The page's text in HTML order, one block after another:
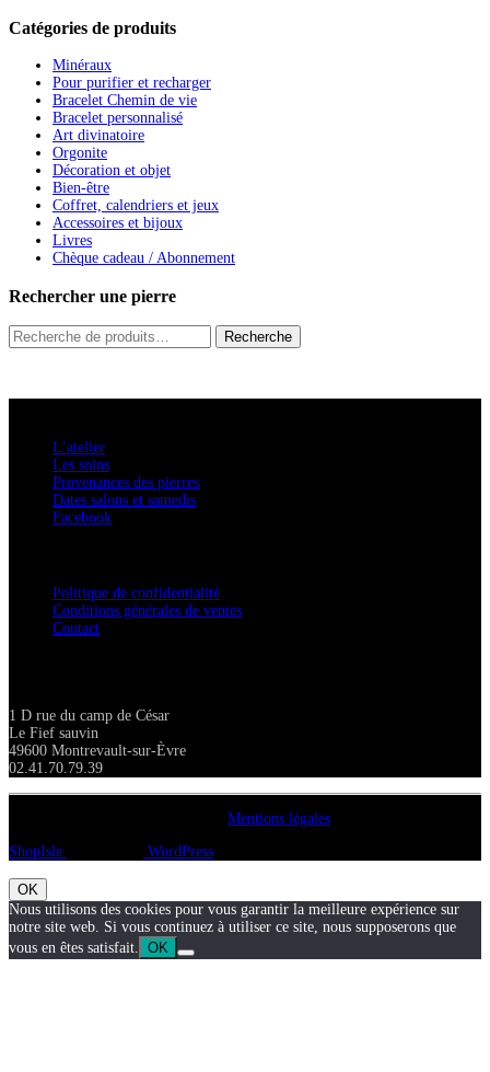
Catégories de produits
Minéraux
Pour purifier et recharger
Bracelet Chemin de vie
Bracelet personnalisé
Art divinatoire
Orgonite
Décoration et objet
Bien-être
Coffret, calendriers et jeux
Accessoires et bijoux
Livres
Chèque cadeau / Abonnement
Rechercher une pierre
Recherche
pour :
Recherche
L’atelier
Les soins
Provenances des pierres
Dates salons et samedis
Facebook
Politique de confidentialité
Conditions générales de ventes
Contact
1 D rue du camp de César
Le Fief sauvin
49600 Montrevault-sur-Èvre
02.41.70.79.39
Mentions légales
ShopIsle
WordPress
OK
Nous utilisons des cookies pour vous garantir la meilleure expérience sur
notre site web. Si vous continuez à utiliser ce site, nous supposerons que
vous en êtes satisfait. OK